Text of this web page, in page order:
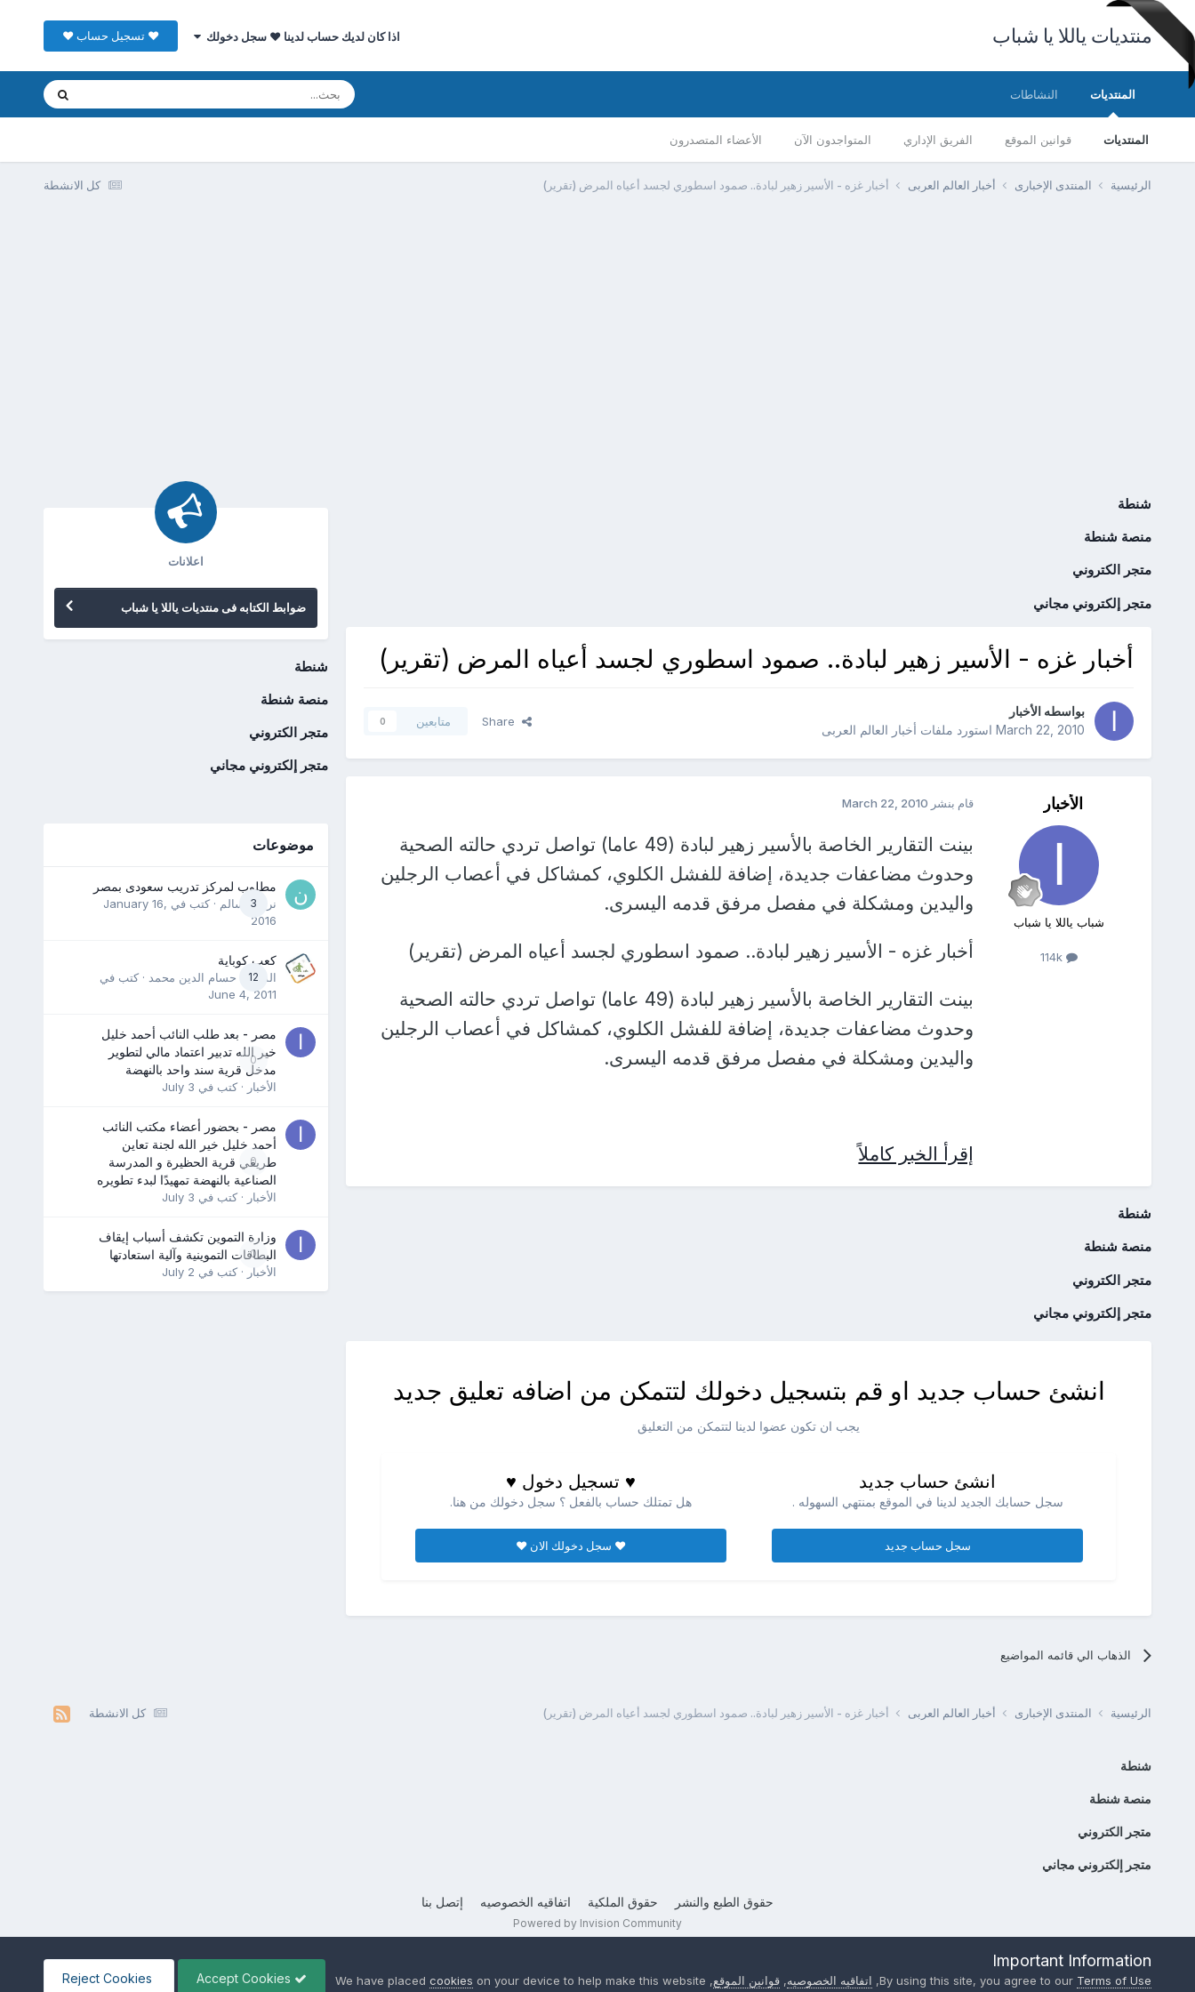
منتديات ياللا يا شباب اذا كان لديك حساب لدينا ♥ سجل دخولك ♥ تسجيل حساب ♥
المنتديات
المنتديات قوانين الموقع الفريق الإداري المتواجدون الآن الأعضاء المتصدرون
النشاطات
كل الانشطة الرئيسية المنتدى الإخبارى أخبار العالم العربى أخبار غزه - الأسير زهير لبادة.. صمود اسطوري لجسد أعياه المرض (تقرير)
شنطة
منصة شنطة
متجر الكتروني
متجر إلكتروني مجاني
أخبار غزه - الأسير زهير لبادة.. صمود اسطوري لجسد أعياه المرض (تقرير)
بواسطه الأخبار
March 22, 2010استورد ملفات أخبار العالم العربى
Share متابعين 0
الأخبار
شباب ياللا يا شباب
114k
قام بنشر March 22, 2010
بينت التقارير الخاصة بالأسير زهير لبادة (49 عاما) تواصل تردي حالته الصحية
وحدوث مضاعفات جديدة، إضافة للفشل الكلوي، كمشاكل في أعصاب الرجلين
واليدين ومشكلة في مفصل مرفق قدمه اليسرى.
أخبار غزه - الأسير زهير لبادة.. صمود اسطوري لجسد أعياه المرض (تقرير)
بينت التقارير الخاصة بالأسير زهير لبادة (49 عاما) تواصل تردي حالته الصحية
وحدوث مضاعفات جديدة، إضافة للفشل الكلوي، كمشاكل في أعصاب الرجلين
واليدين ومشكلة في مفصل مرفق قدمه اليسرى.
إقرأ الخبر كاملاً
شنطة
منصة شنطة
متجر الكتروني
متجر إلكتروني مجاني
انشئ حساب جديد او قم بتسجيل دخولك لتتمكن من اضافه تعليق جديد
يجب ان تكون عضوا لدينا لتتمكن من التعليق
انشئ حساب جديد
سجل حسابك الجديد لدينا في الموقع بمنتهي السهوله .
سجل حساب جديد
♥ تسجيل دخول ♥
هل تمتلك حساب بالفعل ؟ سجل دخولك من هنا.
♥ سجل دخولك الان ♥
الذهاب الي قائمه المواضيع
اعلانات
ضوابط الكتابه فى منتديات ياللا يا شباب
شنطة
منصة شنطة
متجر الكتروني
متجر إلكتروني مجاني
موضوعات
3
مطلوب لمركز تدريب سعودى بمصر
نرمين سالم · كتب في January 16,
2016
12
كعب كوباية
المدرب حسام الدين محمد · كتب في
June 4, 2011
0
مصر - بعد طلب النائب أحمد خليل
خير الله تدبير اعتماد مالي لتطوير
مدخل قرية سند واحد بالنهضة
الأخبار · كتب في July 3
0
مصر - بحضور أعضاء مكتب النائب
أحمد خليل خير الله لجنة تعاين
طريقي قرية الحظيرة و المدرسة
الصناعية بالنهضة تمهيدًا لبدء تطويره
الأخبار · كتب في July 3
0
وزارة التموين تكشف أسباب إيقاف
البطاقات التموينية وآلية استعادتها
الأخبار · كتب في July 2
كل الانشطة الرئيسية المنتدى الإخبارى أخبار العالم العربى أخبار غزه - الأسير زهير لبادة.. صمود اسطوري لجسد أعياه المرض (تقرير)
شنطة
منصة شنطة
متجر الكتروني
متجر إلكتروني مجاني
حقوق الطبع والنشر حقوق الملكية اتفاقيه الخصوصيه إتصل بنا
Powered by Invision Community
Important Information
By using this site, you agree to our Terms of Use
, اتفاقيه الخصوصيه, قوانين الموقع, We have placed
cookies on your device to help make this website